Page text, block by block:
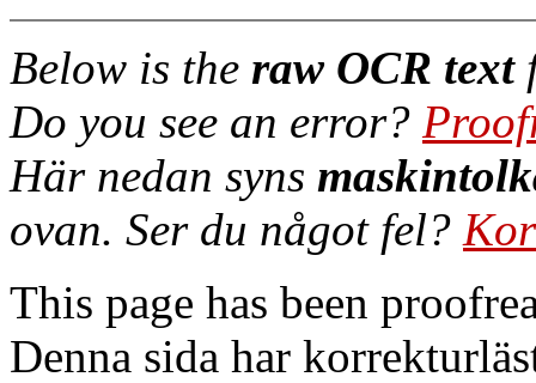
Below is the raw OCR text
Do you see an error?
Här nedan syns
ovan. Ser du något fel?
This page has been
Denna sida har